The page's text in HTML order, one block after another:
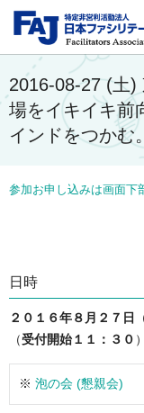
2016-08-27 (土
場をイキイキ前
インドをつかむ
参加お申し込みは画面下
日時
２０１６年８月２７日
（受付開始１１：３０ ）
※ 泡の会 (懇親会)